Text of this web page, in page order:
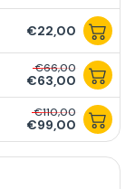
€22,00
€66,00
€63,00
€110,00
€99,00